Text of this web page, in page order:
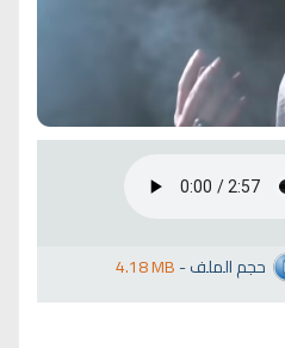
4.18 MB-حجم الملف